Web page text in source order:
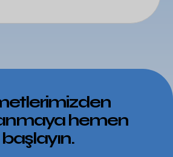
hemen
başlayın.